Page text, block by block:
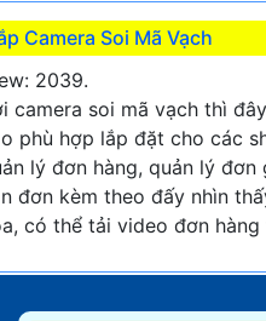
Camera Soi Mã Vạch
2039.
camera soi mã vạch thì
phù hợp lắp đặt cho các
lý đơn hàng, quản lý
đơn kèm theo đấy nhìn
có thể tải video đơn